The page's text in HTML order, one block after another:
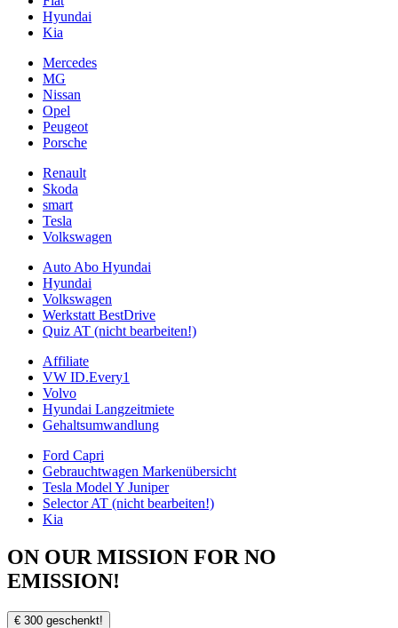
Hyundai
Kia
Mercedes
MG
Nissan
Opel
Peugeot
Porsche
Renault
Skoda
smart
Tesla
Volkswagen
Auto Abo Hyundai
Hyundai
Volkswagen
Werkstatt BestDrive
Quiz AT (nicht bearbeiten!)
Affiliate
VW ID.Every1
Volvo
Hyundai Langzeitmiete
Gehaltsumwandlung
Ford Capri
Gebrauchtwagen Markenübersicht
Tesla Model Y Juniper
Selector AT (nicht bearbeiten!)
Kia
ON OUR MISSION FOR NO
EMISSION!
€ 300 geschenkt!